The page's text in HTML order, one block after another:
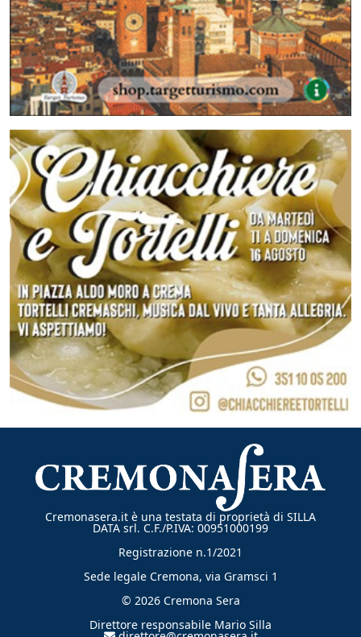
Cremonasera.it è una testata di proprietà di SILLA
DATA srl. C.F./P.IVA: 00951000199
Registrazione n.1/2021
Sede legale Cremona, via Gramsci 1
© 2026 Cremona Sera
Direttore responsabile Mario Silla